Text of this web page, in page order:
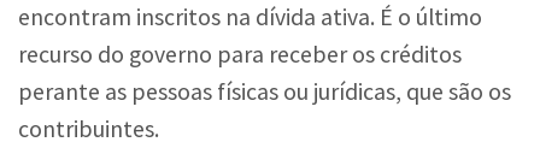
encontram inscritos na dívida ativa. É o último
recurso do governo para receber os créditos
perante as pessoas físicas ou jurídicas, que são os
contribuintes.